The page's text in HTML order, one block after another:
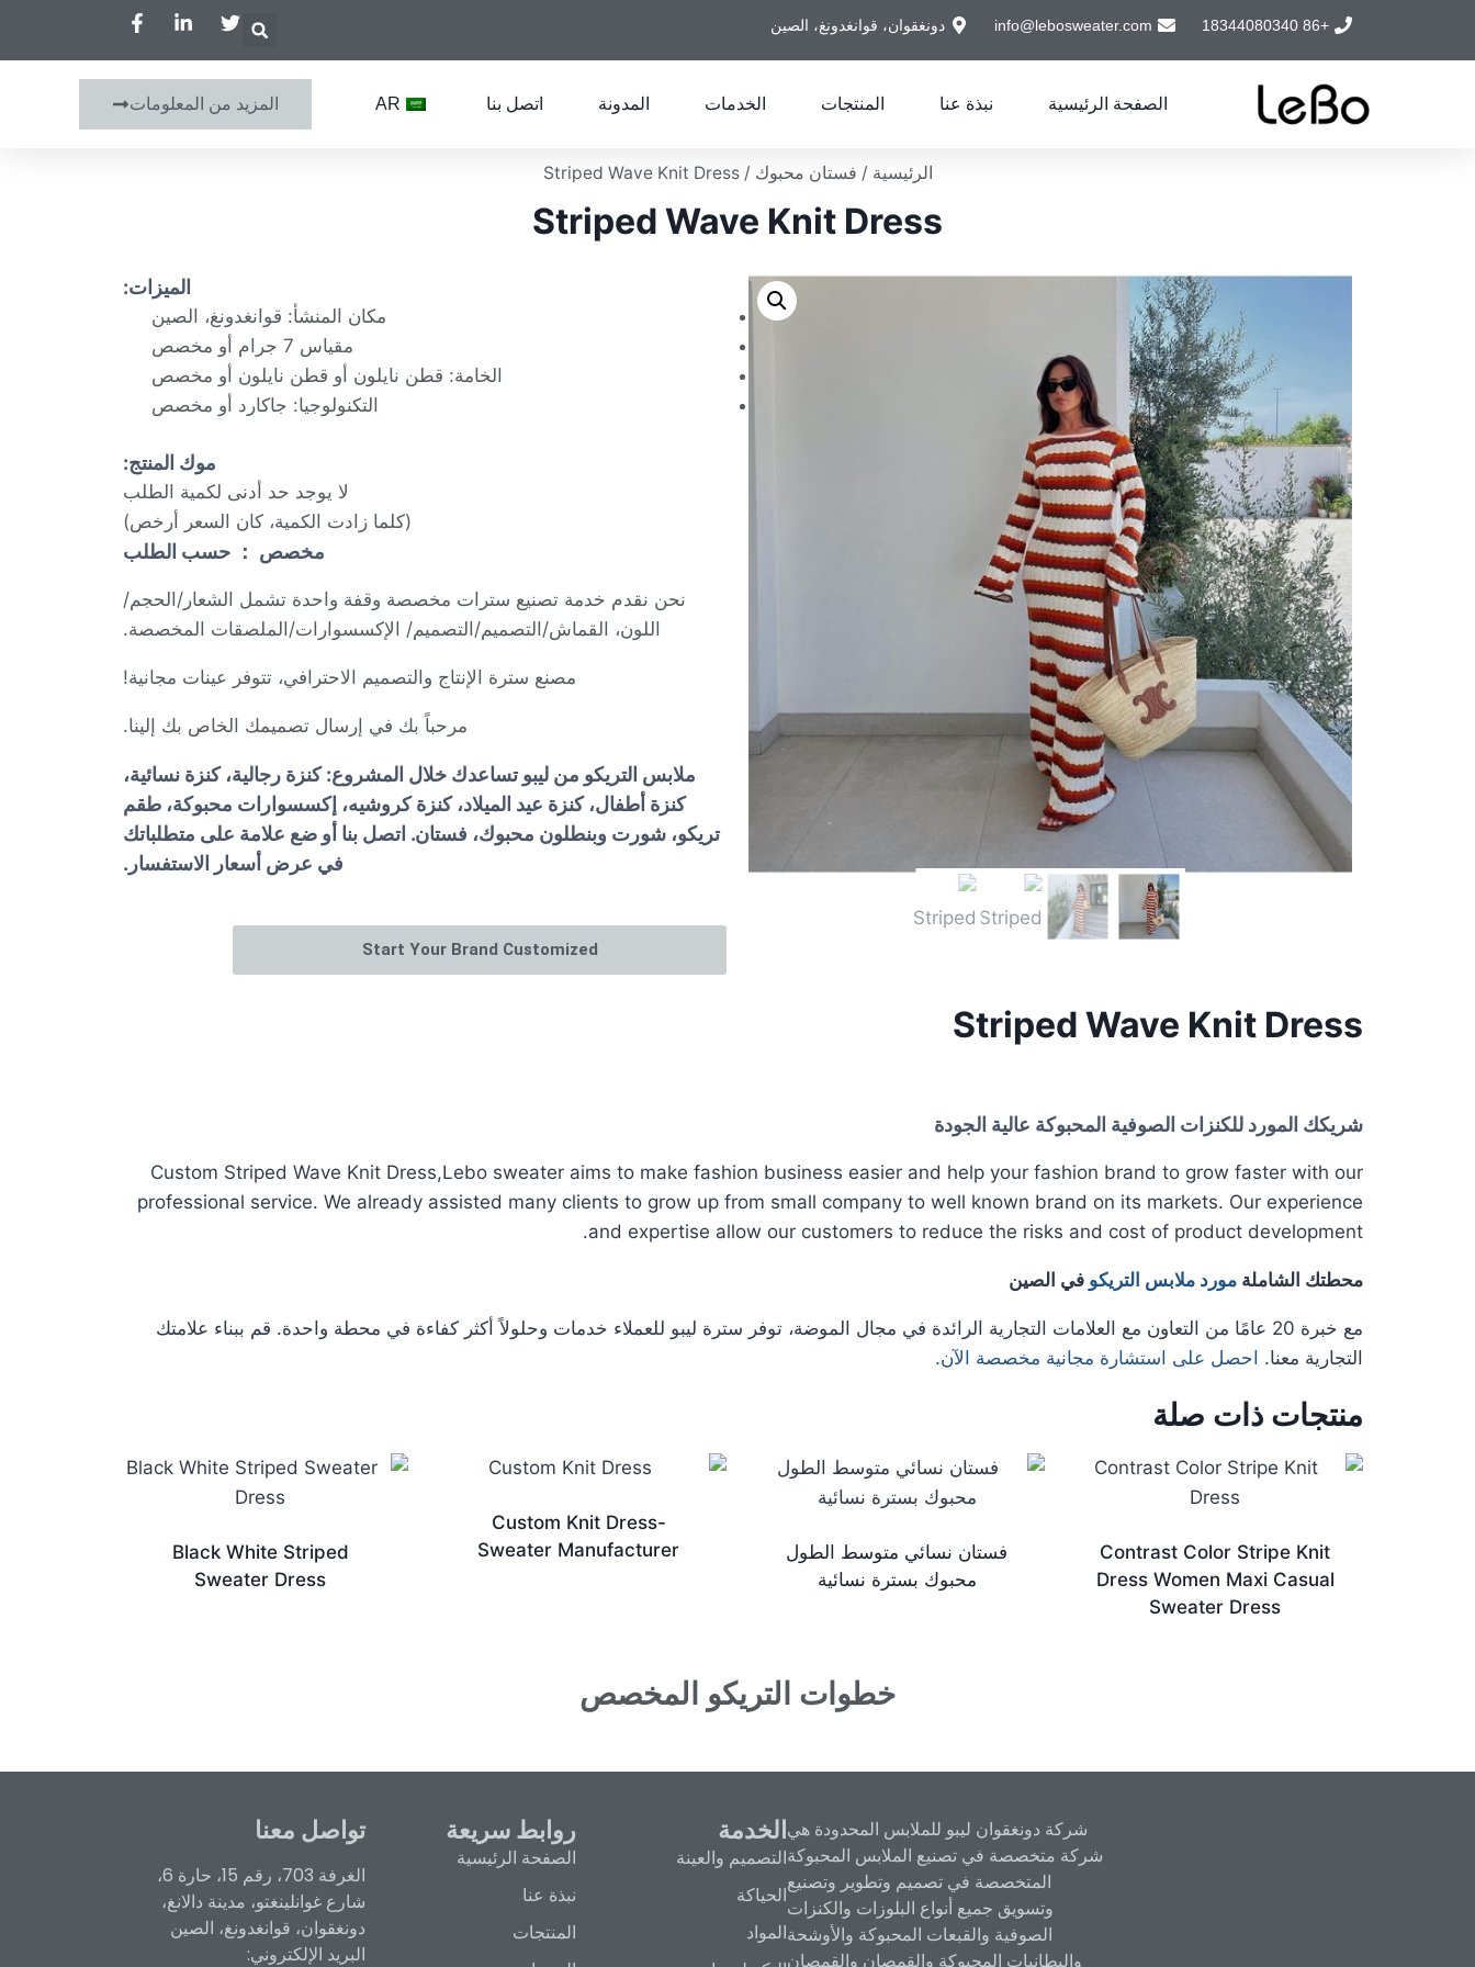
+86 18344080340
info@lebosweater.com دونغقوان، قوانغدونغ، الصين
الصفحة الرئيسية نبذة عنا المنتجات الخدمات المدونة اتصل بنا AR المزيد من المعلومات
الرئيسية / فستان محبوك / Striped Wave Knit Dress
Striped Wave Knit Dress
الميزات:
مكان المنشأ: قوانغدونغ، الصين
مقياس 7 جرام أو مخصص
الخامة: قطن نايلون أو قطن نايلون أو مخصص
التكنولوجيا: جاكارد أو مخصص
موك المنتج:
لا يوجد حد أدنى لكمية الطلب
(كلما زادت الكمية، كان السعر أرخص)
مخصص ： حسب الطلب
نحن نقدم خدمة تصنيع سترات مخصصة وقفة واحدة تشمل الشعار/الحجم/
اللون، القماش/التصميم/التصميم/ الإكسسوارات/الملصقات المخصصة.
مصنع سترة الإنتاج والتصميم الاحترافي، تتوفر عينات مجانية!
مرحباً بك في إرسال تصميمك الخاص بك إلينا.
ملابس التريكو من ليبو تساعدك خلال المشروع: كنزة رجالية، كنزة نسائية،
كنزة أطفال، كنزة عيد الميلاد، كنزة كروشيه، إكسسوارات محبوكة، طقم
تريكو، شورت وبنطلون محبوك، فستان. اتصل بنا أو ضع علامة على متطلباتك
في عرض أسعار الاستفسار.
Start Your Brand Customized
Striped Wave Knit Dress
شريكك المورد للكنزات الصوفية المحبوكة عالية الجودة
Custom Striped Wave Knit Dress,Lebo sweater aims to make fashion business easier and help your fashion brand to grow faster with our
professional service. We already assisted many clients to grow up from small company to well known brand on its markets. Our experience
and expertise allow our customers to reduce the risks and cost of product development.
محطتك الشاملة مورد ملابس التريكو في الصين
مع خبرة 20 عامًا من التعاون مع العلامات التجارية الرائدة في مجال الموضة، توفر سترة ليبو للعملاء خدمات وحلولاً أكثر كفاءة في محطة واحدة. قم ببناء علامتك
التجارية معنا. احصل على استشارة مجانية مخصصة الآن.
منتجات ذات صلة
Contrast Color Stripe Knit
Dress Women Maxi Casual
Sweater Dress
فستان نسائي متوسط الطول
محبوك بسترة نسائية
Custom Knit Dress-
Sweater Manufacturer
Black White Striped
Sweater Dress
خطوات التريكو المخصص
شركة دونغقوان ليبو للملابس المحدودة هي
شركة متخصصة في تصنيع الملابس المحبوكة
المتخصصة في تصميم وتطوير وتصنيع
وتسويق جميع أنواع البلوزات والكنزات
الصوفية والقبعات المحبوكة والأوشحة
والبطانيات المحبوكة والقمصان والقمصان
الخدمة
التصميم والعينة
الحياكة
المواد
روابط سريعة
الصفحة الرئيسية
نبذة عنا
المنتجات
تواصل معنا
الغرفة 703، رقم 15، حارة 6،
شارع غوانلينغتو، مدينة دالانغ،
دونغقوان، قوانغدونغ، الصين
البريد الإلكتروني: